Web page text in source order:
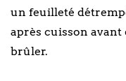
un feuilleté
après cuisson
brûler.